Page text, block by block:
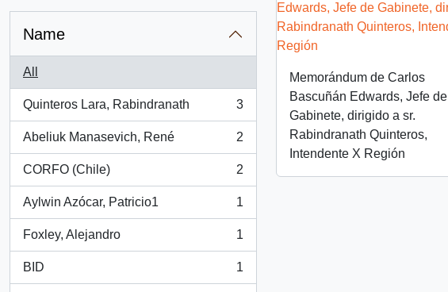
Name
All
Quinteros Lara, Rabindranath
, 3 results
3
Abeliuk Manasevich, René
, 2 results
2
CORFO (Chile)
, 2 results
2
Aylwin Azócar, Patricio1
, 1 results
1
Foxley, Alejandro
, 1 results
1
BID
, 1 results
1
Memorándum de Carlos
Bascuñán Edwards, Jefe de
Gabinete, dirigido a sr.
Rabindranath Quinteros,
Intendente X Región